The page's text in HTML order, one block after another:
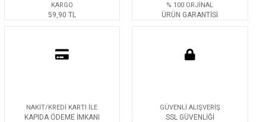
KARGO
59,90 TL
% 100 ORJİNAL
ÜRÜN GARANTİSİ
NAKİT/KREDİ KARTI İLE
KAPIDA ÖDEME İMKANI
GÜVENLİ ALIŞVERİŞ
SSL GÜVENLİĞİ